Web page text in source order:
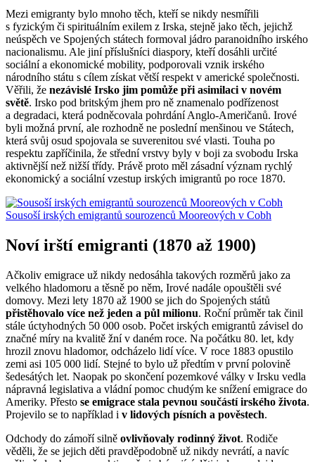
Mezi emigranty bylo mnoho těch, kteří se nikdy nesmířili
s fyzickým či spirituálním exilem z Irska, stejně jako těch, jejichž
neúspěch ve Spojených státech formoval jádro paranoidního irského
nacionalismu. Ale jiní příslušníci diaspory, kteří dosáhli určité
sociální a ekonomické mobility, podporovali vznik irského
národního státu s cílem získat větší respekt v americké společnosti.
Věřili, že nezávislé Irsko jim pomůže při asimilaci v novém
světě. Irsko pod britským jhem pro ně znamenalo podřízenost
a degradaci, která podněcovala pohrdání Anglo-Američanů. Irové
byli možná první, ale rozhodně ne poslední menšinou ve Státech,
která svůj osud spojovala se suverenitou své vlasti. Touha po
respektu zapříčinila, že střední vrstvy byly v boji za svobodu Irska
aktivnější než nižší třídy. Právě proto měl zásadní význam rychlý
ekonomický a sociální vzestup irských imigrantů po roce 1870.
Sousoší irských emigrantů sourozenců Mooreových v Cobh
Noví irští emigranti (1870 až 1900)
Ačkoliv emigrace už nikdy nedosáhla takových rozměrů jako za
velkého hladomoru a těsně po něm, Irové nadále opouštěli své
domovy. Mezi lety 1870 až 1900 se jich do Spojených států
přistěhovalo více než jeden a půl milionu. Roční průměr tak činil
stále úctyhodných 50 000 osob. Počet irských emigrantů závisel do
značné míry na kvalitě žní v daném roce. Na počátku 80. let, kdy
hrozil znovu hladomor, odcházelo lidí více. V roce 1883 opustilo
zemi asi 105 000 lidí. Stejné to bylo už předtím v první polovině
šedesátých let. Naopak po skončení pozemkové války v Irsku vedla
nápravná legislativa a vládní pomoc chudým ke snížení emigrace do
Ameriky. Přesto se emigrace stala pevnou součástí irského života.
Projevilo se to například i v lidových písních a pověstech.
Odchody do zámoří silně ovlivňovaly rodinný život. Rodiče
věděli, že se jejich děti pravděpodobně už nikdy nevrátí, a navíc